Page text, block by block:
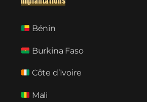
Bénin
Burkina Faso
Côte d’Ivoire
Mali